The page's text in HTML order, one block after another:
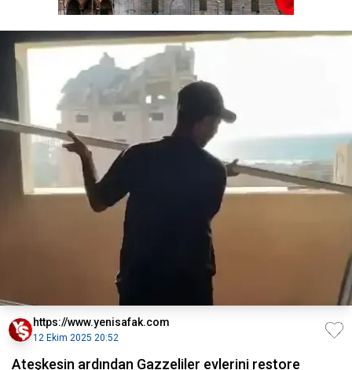
https://www.yenisafak.com
12 Ekim 2025 20:52
Ateşkesin ardından Gazzeliler evlerini restore